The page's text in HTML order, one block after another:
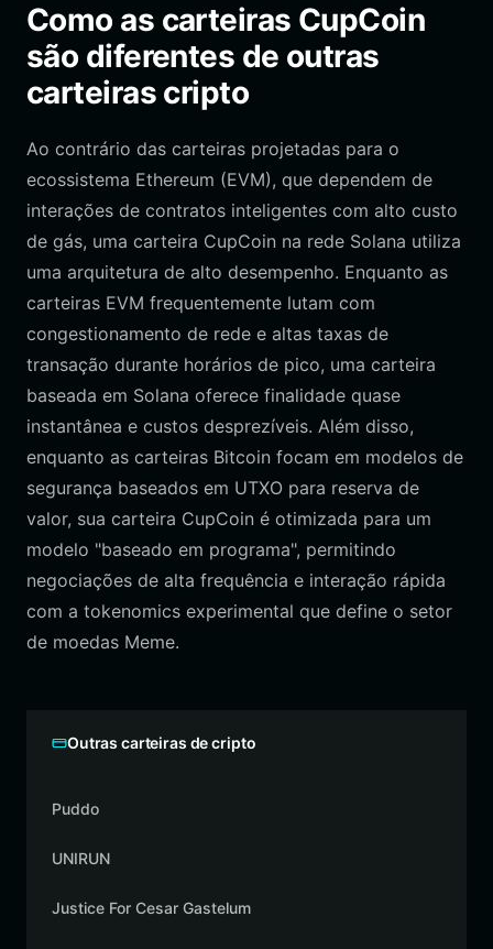
Como as carteiras CupCoin
são diferentes de outras
carteiras cripto
Ao contrário das carteiras projetadas para o
ecossistema Ethereum (EVM), que dependem de
interações de contratos inteligentes com alto custo
de gás, uma carteira CupCoin na rede Solana utiliza
uma arquitetura de alto desempenho. Enquanto as
carteiras EVM frequentemente lutam com
congestionamento de rede e altas taxas de
transação durante horários de pico, uma carteira
baseada em Solana oferece finalidade quase
instantânea e custos desprezíveis. Além disso,
enquanto as carteiras Bitcoin focam em modelos de
segurança baseados em UTXO para reserva de
valor, sua carteira CupCoin é otimizada para um
modelo "baseado em programa", permitindo
negociações de alta frequência e interação rápida
com a tokenomics experimental que define o setor
de moedas Meme.
Outras carteiras de cripto
Puddo
UNIRUN
Justice For Cesar Gastelum